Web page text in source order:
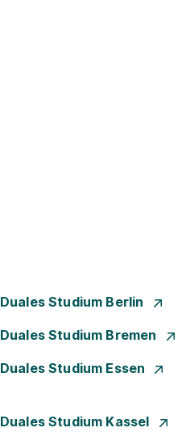
Duales Studium Berlin
Duales Studium Bremen
Duales Studium Essen
Duales Studium Kassel